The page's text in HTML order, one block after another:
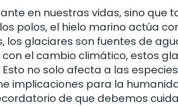
en nuestras vidas, sino que
polos, el hielo marino actúa
glaciares son fuentes de
el cambio climático, estos
no solo afecta a las
implicaciones para la
de que debemos